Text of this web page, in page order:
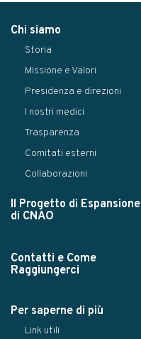
Chi siamo
Storia
Missione e Valori
Presidenza e direzioni
I nostri medici
Trasparenza
Comitati esterni
Collaborazioni
Il Progetto di Espansione
di CNAO
Contatti e Come
Raggiungerci
Per saperne di più
Link utili